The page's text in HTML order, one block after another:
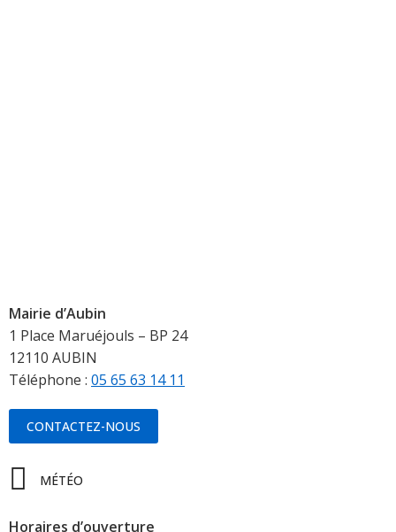
Mairie d’Aubin
1 Place Maruéjouls – BP 24
12110 AUBIN
Téléphone : 05 65 63 14 11
CONTACTEZ-NOUS
MÉTÉO
Horaires d’ouverture